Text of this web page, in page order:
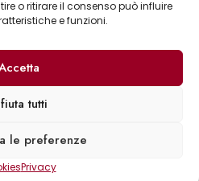
o ritirare il consenso può influire
e funzioni.
tutti
le preferenze
Privacy